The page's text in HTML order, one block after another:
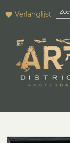
Verlanglijst